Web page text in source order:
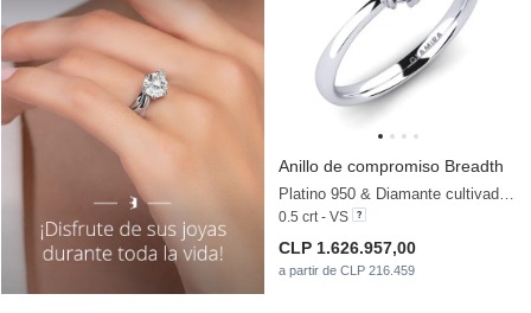
Anillo de compromiso Breadth
Platino 950 & Diamante cultivado en laboratorio
0.5 crt - VS
CLP 1.626.957,00
a partir de CLP 216.459